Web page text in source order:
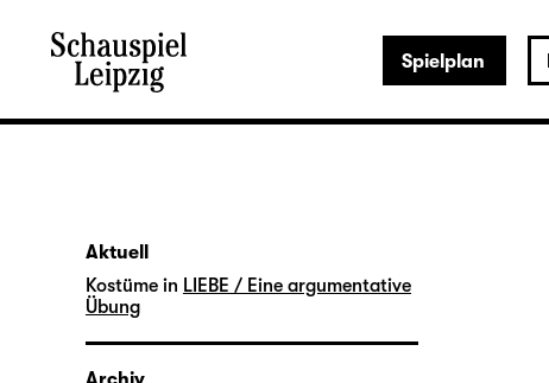
Spielplan
Aktuell
Kostüme in LIEBE / Eine argumentative
Übung